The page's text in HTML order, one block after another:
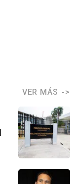
VER MÁS